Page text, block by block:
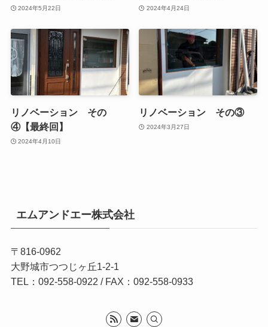
2024年5月22日 2024年4月24日
リノベーション その
④【最終回】
2024年4月10日
リノベーション その③
2024年3月27日
エムアンドエー株式会社
〒816-0962
大野城市つつじヶ丘1-2-1
TEL：092-558-0922 / FAX：092-558-0933